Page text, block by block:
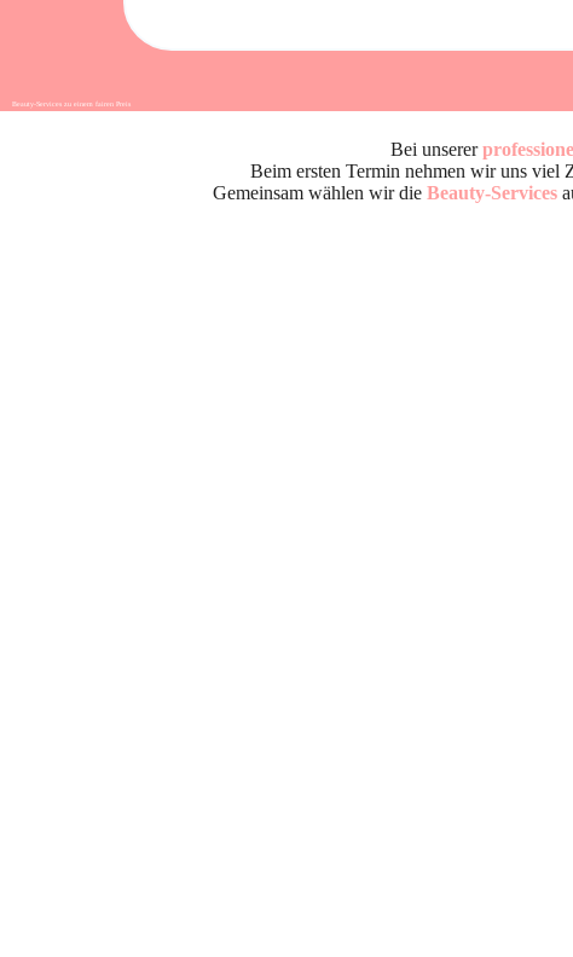
Beauty-Services zu einem fairen Preis
Bei unserer
Beim ersten Termin nehmen wir uns viel
Gemeinsam wählen wir die Beauty-Services